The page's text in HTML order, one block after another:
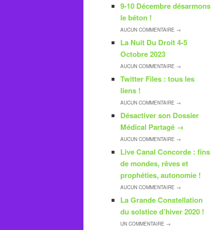
9-10 Décembre désarmons
le béton !
AUCUN COMMENTAIRE →
La Nuit Du Droit 4-5
Octobre 2023
AUCUN COMMENTAIRE →
Twitter Files : tous les
liens !
AUCUN COMMENTAIRE →
Désactiver son Dossier
Médical Partagé →
AUCUN COMMENTAIRE →
Live Canal Concorde : fins
de mondes, rêves et
prophéties, autonomie !
AUCUN COMMENTAIRE →
La Grande Constellation
du solstice d’hiver 2020 !
UN COMMENTAIRE →